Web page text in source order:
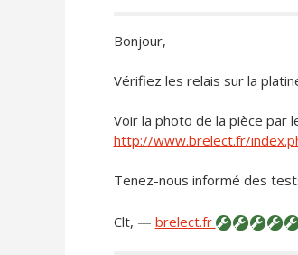
Bonjour,
Vérifiez les relais sur la
Voir la photo de la pièce par
http://www.brelect.fr/
Tenez-nous informé des
Clt, — brelect.fr